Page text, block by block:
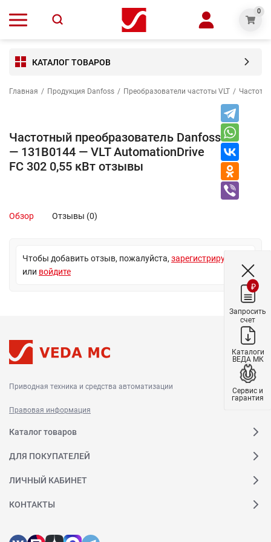
0
КАТАЛОГ ТОВАРОВ
Главная / Продукция Danfoss / Преобразователи частоты VLT /
Частотный преобразователь Danfoss
— 131B0144 — VLT AutomationDrive
FC 302 0,55 кВт отзывы
Обзор Отзывы (0)
Чтобы добавить отзыв, пожалуйста, зарегистрируйтесь
или войдите
Приводная техника и средства автоматизации
Правовая информация
Каталог товаров
ДЛЯ ПОКУПАТЕЛЕЙ
ЛИЧНЫЙ КАБИНЕТ
КОНТАКТЫ
₽
Запросить
счет
Каталоги
ВЕДА МК
Сервис и
гарантия